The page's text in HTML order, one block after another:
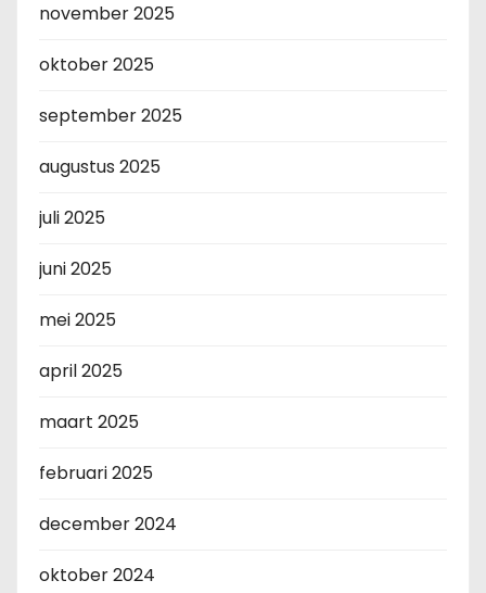
november 2025
oktober 2025
september 2025
augustus 2025
juli 2025
juni 2025
mei 2025
april 2025
maart 2025
februari 2025
december 2024
oktober 2024